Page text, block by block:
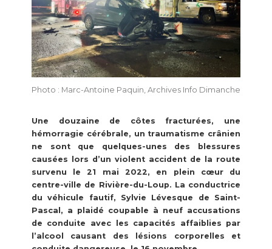
Photo : Marc-Antoine Paquin, Archives Info Dimanche
Une douzaine de côtes fracturées, une
hémorragie cérébrale, un traumatisme crânien
ne sont que quelques-unes des blessures
causées lors d’un violent accident de la route
survenu le 21 mai 2022, en plein cœur du
centre-ville de Rivière-du-Loup. La conductrice
du véhicule fautif, Sylvie Lévesque de Saint-
Pascal, a plaidé coupable à neuf accusations
de conduite avec les capacités affaiblies par
l’alcool causant des lésions corporelles et